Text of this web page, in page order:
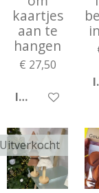
kaartjes
aan te
hangen
€ 27,50
IN
Uitverkocht